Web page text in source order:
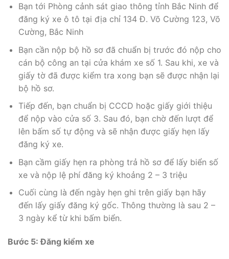
Bạn tới Phòng cảnh sát giao thông tỉnh Bắc Ninh để
đăng ký xe ô tô tại địa chỉ 134 Đ. Võ Cường 123, Võ
Cường, Bắc Ninh
Bạn cần nộp bộ hồ sơ đã chuẩn bị trước đó nộp cho
cán bộ công an tại cửa khám xe số 1. Sau khi, xe và
giấy tờ đã được kiểm tra xong bạn sẽ được nhận lại
bộ hồ sơ.
Tiếp đến, bạn chuẩn bị CCCD hoặc giấy giới thiệu
để nộp vào cửa số 3. Sau đó, bạn chờ đến lượt để
lên bấm số tự động và sẽ nhận được giấy hẹn lấy
đăng ký xe.
Bạn cầm giấy hẹn ra phòng trả hồ sơ để lấy biển số
xe và nộp lệ phí đăng ký khoảng 2 – 3 triệu
Cuối cùng là đến ngày hẹn ghi trên giấy bạn hãy
đến lấy giấy đăng ký gốc. Thông thường là sau 2 –
3 ngày kể từ khi bấm biển.
Bước 5: Đăng kiểm xe